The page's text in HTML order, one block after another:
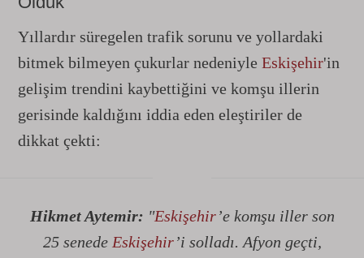
Yıllardır süregelen trafik sorunu ve yollardaki
bitmek bilmeyen çukurlar nedeniyle Eskişehir'in
gelişim trendini kaybettiğini ve komşu illerin
gerisinde kaldığını iddia eden eleştiriler de
dikkat çekti:
Hikmet Aytemir: "Eskişehir’e komşu iller son
25 senede Eskişehir’i solladı. Afyon geçti,